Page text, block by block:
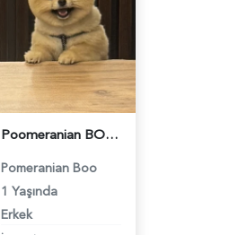
Poomeranian BOO Ayı surat dişi aramaktayız - 118984094
Pomeranian Boo
1 Yaşında
Erkek